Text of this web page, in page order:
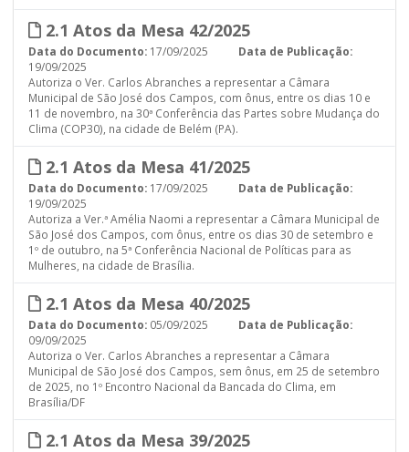
2.1 Atos da Mesa 42/2025
Data do Documento: 17/09/2025
Data de Publicação:
19/09/2025
Autoriza o Ver. Carlos Abranches a representar a Câmara
Municipal de São José dos Campos, com ônus, entre os dias 10 e
11 de novembro, na 30ª Conferência das Partes sobre Mudança do
Clima (COP30), na cidade de Belém (PA).
2.1 Atos da Mesa 41/2025
Data do Documento: 17/09/2025
Data de Publicação:
19/09/2025
Autoriza a Ver.ª Amélia Naomi a representar a Câmara Municipal de
São José dos Campos, com ônus, entre os dias 30 de setembro e
1º de outubro, na 5ª Conferência Nacional de Políticas para as
Mulheres, na cidade de Brasília.
2.1 Atos da Mesa 40/2025
Data do Documento: 05/09/2025
Data de Publicação:
09/09/2025
Autoriza o Ver. Carlos Abranches a representar a Câmara
Municipal de São José dos Campos, sem ônus, em 25 de setembro
de 2025, no 1º Encontro Nacional da Bancada do Clima, em
Brasília/DF
2.1 Atos da Mesa 39/2025